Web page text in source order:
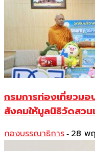
กรมการท่องเที่ยวมอ
สังคมให้มูลนิธิวัดสว
กองบรรณาธิการ - 28 พ